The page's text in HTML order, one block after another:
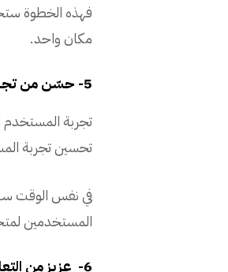
فهذه الخطوة
مكان واحد.
5- حسّن من تجربة تسوق المتجر
تجربة المستخدم
تحسين تجربة
في نفس الوقت
المستخدمين
6- عزيز من التعاون مع الشركاء